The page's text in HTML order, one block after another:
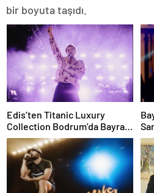
bir boyuta taşıdı.
Edis’ten Titanic Luxury
Collection Bodrum’da Bayram
Gecesine Damga Vuran
Performans